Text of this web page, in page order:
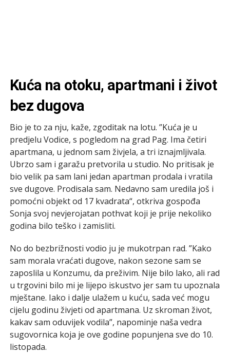
Kuća na otoku, apartmani i život
bez dugova
Bio je to za nju, kaže, zgoditak na lotu. ”Kuća je u
predjelu Vodice, s pogledom na grad Pag. Ima četiri
apartmana, u jednom sam živjela, a tri iznajmljivala.
Ubrzo sam i garažu pretvorila u studio. No pritisak je
bio velik pa sam lani jedan apartman prodala i vratila
sve dugove. Prodisala sam. Nedavno sam uredila još i
pomoćni objekt od 17 kvadrata“, otkriva gospođa
Sonja svoj nevjerojatan pothvat koji je prije nekoliko
godina bilo teško i zamisliti.
No do bezbrižnosti vodio ju je mukotrpan rad. ”Kako
sam morala vraćati dugove, nakon sezone sam se
zaposlila u Konzumu, da preživim. Nije bilo lako, ali rad
u trgovini bilo mi je lijepo iskustvo jer sam tu upoznala
mještane. Iako i dalje ulažem u kuću, sada već mogu
cijelu godinu živjeti od apartmana. Uz skroman život,
kakav sam oduvijek vodila”, napominje naša vedra
sugovornica koja je ove godine popunjena sve do 10.
listopada.